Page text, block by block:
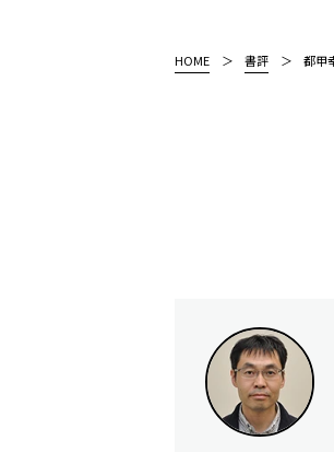
HOME 書評 都甲